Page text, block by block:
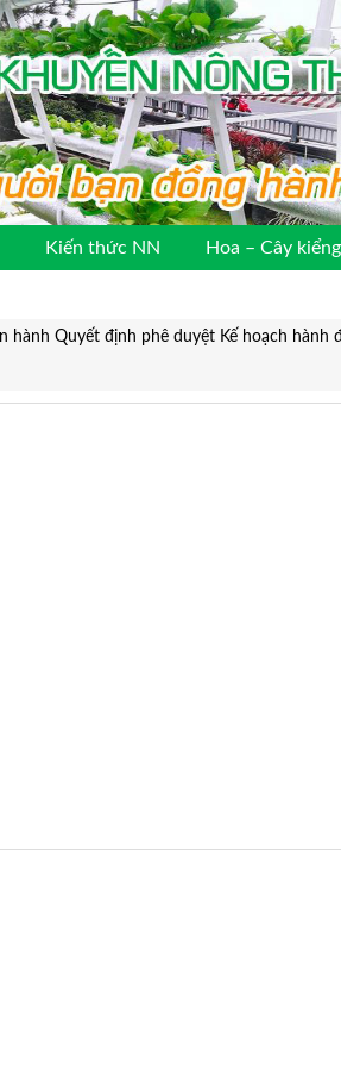
Kiến thức NN Hoa – Cây kiểng
hành Quyết định phê duyệt Kế hoạch